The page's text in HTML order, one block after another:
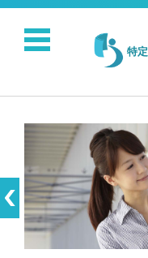
特
コンテンツに移動